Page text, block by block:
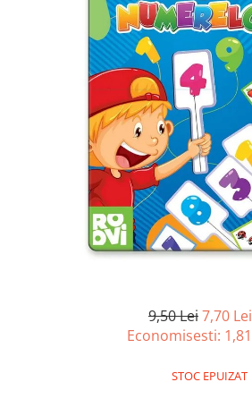
Final Girl - solo game
Miniaturi Arkham Horror
Miniaturi HEROCLIX
Accesorii pentru boardgames
Protectii carti (Sleeves)
Deck Boxes/Cutii pentru carti
Portofolii/ Clasoare pentru carti
The Army Painter
9,50 Lei7,70 Lei
Economisesti: 1,81
STOC EPUIZAT